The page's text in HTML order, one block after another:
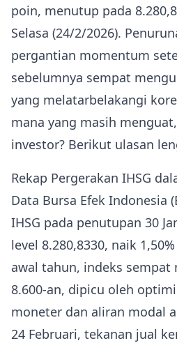
poin, menutup pada
Selasa (24/2/2026).
pergantian momentum
sebelumnya sempat
yang melatarbelakangi
mana yang masih
investor? Berikut ulasan
Rekap Pergerakan IHSG
Data Bursa Efek Indonesia
IHSG pada penutupan 30
level 8.280,8330, naik
awal tahun, indeks sempat
8.600-an, dipicu oleh
moneter dan aliran modal
24 Februari, tekanan jual